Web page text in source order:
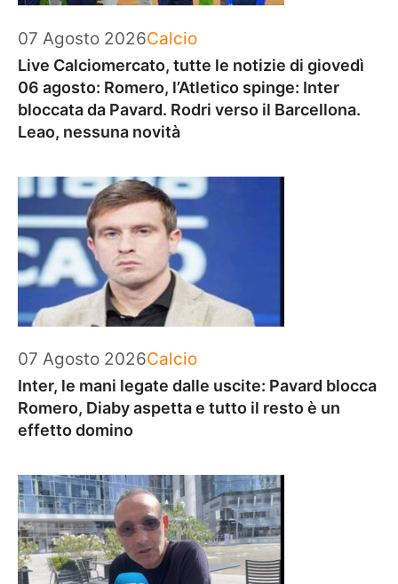
07 Agosto 2026Categorie
Calcio
Live Calciomercato, tutte le notizie di giovedì
06 agosto: Romero, l’Atletico spinge: Inter
bloccata da Pavard. Rodri verso il Barcellona.
Leao, nessuna novità
07 Agosto 2026Categorie
Calcio
Inter, le mani legate dalle uscite: Pavard blocca
Romero, Diaby aspetta e tutto il resto è un
effetto domino